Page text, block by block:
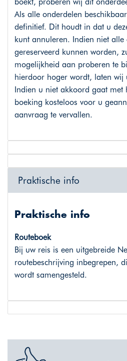
Als alle onderdelen
definitief. Dit houdt in dat u
kunt annuleren. Indien niet alle
gereserveerd kunnen worden,
mogelijkheid aan proberen te
hierdoor hoger wordt, laten wij
Indien u niet akkoord gaat met
boeking kosteloos voor u
aanvraag te vervallen.
Praktische info
Praktische info
Routeboek
Bij uw reis is een uitgebreide
routebeschrijving inbegrepen,
wordt samengesteld.